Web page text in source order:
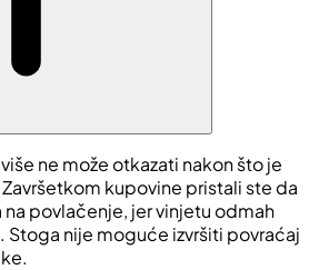
ne može otkazati nakon što je
kupovine pristali ste da
povlačenje, jer vinjetu odmah
Stoga nije moguće izvršiti povraćaj